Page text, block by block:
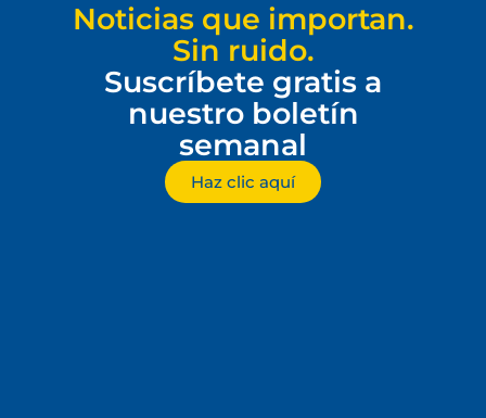
Noticias que importan.
Sin ruido.
Suscríbete gratis a
nuestro boletín
semanal
Haz clic aquí